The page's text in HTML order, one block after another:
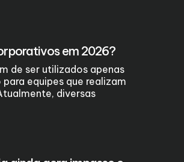
em 2026?
de ser utilizados apenas
equipes que realizam
diversas